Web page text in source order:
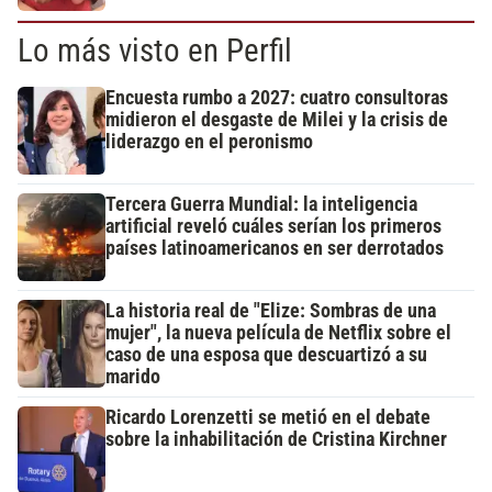
Lo más visto en Perfil
Encuesta rumbo a 2027: cuatro consultoras
midieron el desgaste de Milei y la crisis de
liderazgo en el peronismo
Tercera Guerra Mundial: la inteligencia
artificial reveló cuáles serían los primeros
países latinoamericanos en ser derrotados
La historia real de "Elize: Sombras de una
mujer", la nueva película de Netflix sobre el
caso de una esposa que descuartizó a su
marido
Ricardo Lorenzetti se metió en el debate
sobre la inhabilitación de Cristina Kirchner